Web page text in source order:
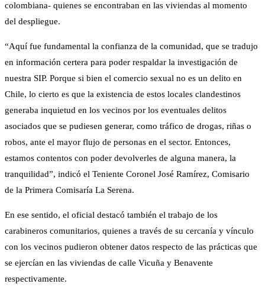
colombiana- quienes se encontraban en las viviendas al momento
del despliegue.
“Aquí fue fundamental la confianza de la comunidad, que se tradujo
en información certera para poder respaldar la investigación de
nuestra SIP. Porque si bien el comercio sexual no es un delito en
Chile, lo cierto es que la existencia de estos locales clandestinos
generaba inquietud en los vecinos por los eventuales delitos
asociados que se pudiesen generar, como tráfico de drogas, riñas o
robos, ante el mayor flujo de personas en el sector. Entonces,
estamos contentos con poder devolverles de alguna manera, la
tranquilidad”, indicó el Teniente Coronel José Ramírez, Comisario
de la Primera Comisaría La Serena.
En ese sentido, el oficial destacó también el trabajo de los
carabineros comunitarios, quienes a través de su cercanía y vínculo
con los vecinos pudieron obtener datos respecto de las prácticas que
se ejercían en las viviendas de calle Vicuña y Benavente
respectivamente.